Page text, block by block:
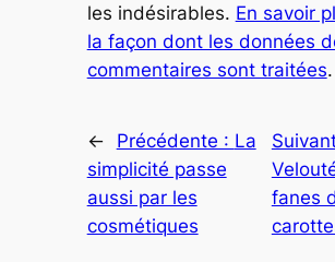
les indésirables. En savoir
la façon dont les données
commentaires sont traitées.
← Précédente : La
simplicité passe
aussi par les
cosmétiques
fanes